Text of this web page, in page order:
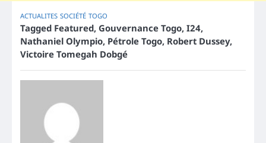
ACTUALITES SOCIÉTÉ TOGO
Tagged Featured, Gouvernance Togo, I24,
Nathaniel Olympio, Pétrole Togo, Robert Dussey,
Victoire Tomegah Dobgé